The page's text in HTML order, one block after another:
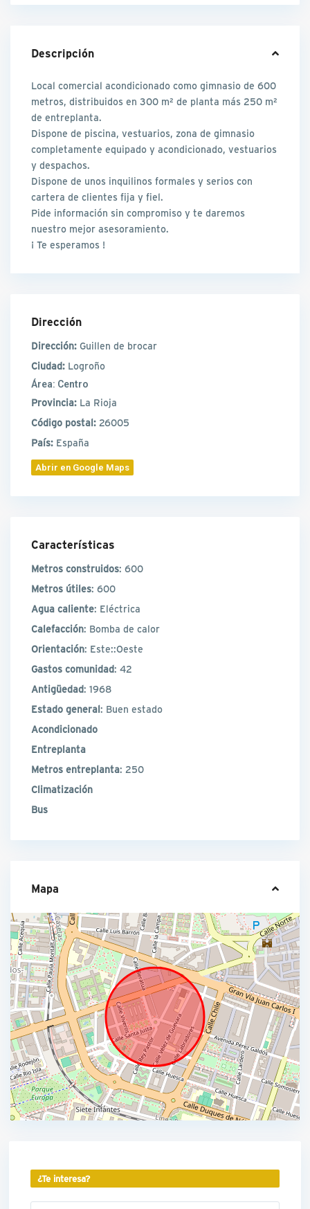
Descripción
Local comercial acondicionado como gimnasio de 600
metros, distribuidos en 300 m² de planta más 250 m²
de entreplanta.
Dispone de piscina, vestuarios, zona de gimnasio
completamente equipado y acondicionado, vestuarios
y despachos.
Dispone de unos inquilinos formales y serios con
cartera de clientes fija y fiel.
Pide información sin compromiso y te daremos
nuestro mejor asesoramiento.
¡ Te esperamos !
Dirección
Dirección: Guillen de brocar
Ciudad: Logroño
Área: Centro
Provincia: La Rioja
Código postal: 26005
País: España
Abrir en Google Maps
Características
Metros construidos: 600
Metros útiles: 600
Agua caliente: Eléctrica
Calefacción: Bomba de calor
Orientación: Este::Oeste
Gastos comunidad: 42
Antigüedad: 1968
Estado general: Buen estado
Acondicionado
Entreplanta
Metros entreplanta: 250
Climatización
Bus
Mapa
¿Te interesa?